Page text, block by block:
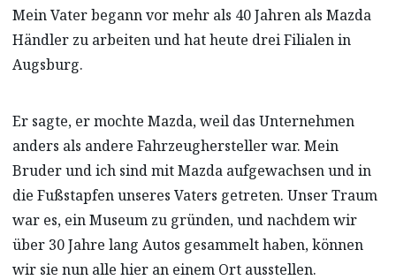
Mein Vater begann vor mehr als 40 Jahren als Mazda
Händler zu arbeiten und hat heute drei Filialen in
Augsburg.
Er sagte, er mochte Mazda, weil das Unternehmen
anders als andere Fahrzeughersteller war. Mein
Bruder und ich sind mit Mazda aufgewachsen und in
die Fußstapfen unseres Vaters getreten. Unser Traum
war es, ein Museum zu gründen, und nachdem wir
über 30 Jahre lang Autos gesammelt haben, können
wir sie nun alle hier an einem Ort ausstellen.